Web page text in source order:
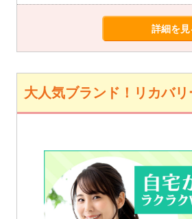
詳細を見
大人気ブランド！リカバ